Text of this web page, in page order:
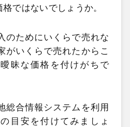
ではないでしょうか。
のためにいくらで売れな
がいくらで売れたからこ
昧な価格を付けがちで
総合情報システムを利用
目安を付けてみましょ